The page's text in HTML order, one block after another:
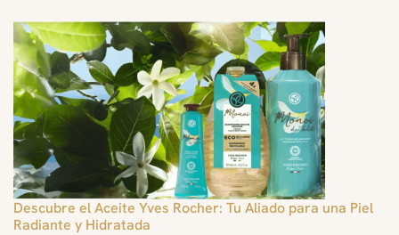
Descubre el Aceite Yves Rocher: Tu Aliado para una Piel
Radiante y Hidratada